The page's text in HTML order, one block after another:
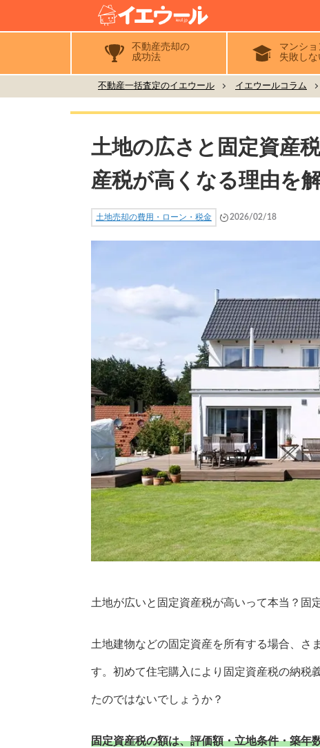
不動産売却の
成功法
マンシ
失敗しな
不動産一括査定のイエウール イエウールコラム
土地の広さと固定資産
産税が高くなる理由を
土地売却の費用・ローン・税金 2026/02/18
土地が広いと固定資産税が高いって本当？固
土地建物などの固定資産を所有する場合、さ
す。初めて住宅購入により固定資産税の納税
たのではないでしょうか？
固定資産税の額は、評価額・立地条件・築年